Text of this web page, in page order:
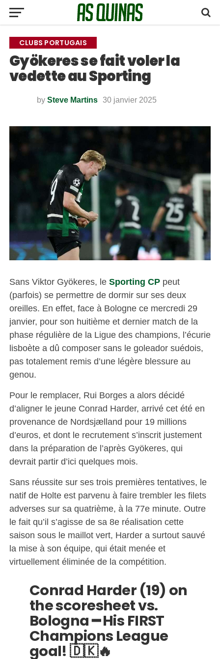
CLUBS PORTUGAIS
Gyökeres se fait voler la
vedette au Sporting
by Steve Martins 30 janvier 2025
Sans Viktor Gyökeres, le Sporting CPpeut
(parfois) se permettre de dormir sur ses deux
oreilles. En effet, face à Bologne ce mercredi 29
janvier, pour son huitième et dernier match de la
phase régulière de la Ligue des champions, l’écurie
lisboète a dû composer sans le goleador suédois,
pas totalement remis d’une légère blessure au
genou.
Pour le remplacer, Rui Borges a alors décidé
d’aligner le jeune Conrad Harder, arrivé cet été en
provenance de Nordsjælland pour 19 millions
d’euros, et dont le recrutement s’inscrit justement
dans la préparation de l’après Gyökeres, qui
devrait partir d’ici quelques mois.
Sans réussite sur ses trois premières tentatives, le
natif de Holte est parvenu à faire trembler les filets
adverses sur sa quatrième, à la 77e minute. Outre
le fait qu’il s’agisse de sa 8e réalisation cette
saison sous le maillot vert, Harder a surtout sauvé
la mise à son équipe, qui était menée et
virtuellement éliminée de la compétition.
Conrad Harder (19) on
the scoresheet vs.
Bologna ━ His FIRST
Champions League
goal! 🇩🇰🔥